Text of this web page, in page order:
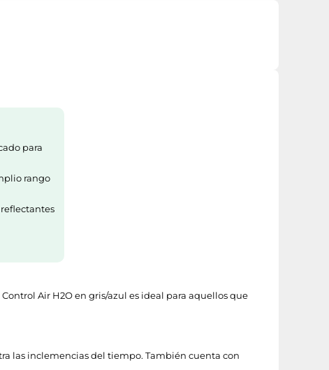
para
rango
Air H2O en gris/azul es ideal para aquellos que
las inclemencias del tiempo. También cuenta con